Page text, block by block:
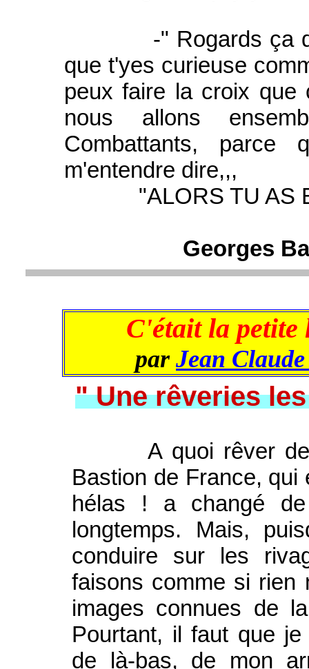
-" Rogards ça que
que t'yes curieuse
peux faire la croix que
nous allons
Combattants,
m'entendre dire,,,
"ALORS TU AS
Georges
C'était la petite
par Jean
" Une rêveries
A quoi rêver de
Bastion de France, qui
hélas ! a changé
longtemps. Mais,
conduire sur les
faisons comme si rien
images connues de
Pourtant, il faut que
de là-bas, de mon